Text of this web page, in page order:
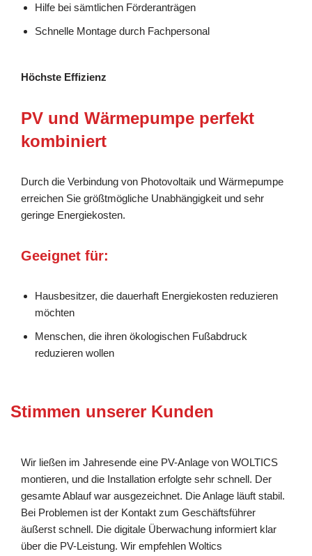
Hilfe bei sämtlichen Förderanträgen
Schnelle Montage durch Fachpersonal
Höchste Effizienz
PV und Wärmepumpe perfekt
kombiniert
Durch die Verbindung von Photovoltaik und Wärmepumpe
erreichen Sie größtmögliche Unabhängigkeit und sehr
geringe Energiekosten.
Geeignet für:
Hausbesitzer, die dauerhaft Energiekosten reduzieren
möchten
Menschen, die ihren ökologischen Fußabdruck
reduzieren wollen
Stimmen unserer Kunden
Wir ließen im Jahresende eine PV-Anlage von WOLTICS
montieren, und die Installation erfolgte sehr schnell. Der
gesamte Ablauf war ausgezeichnet. Die Anlage läuft stabil.
Bei Problemen ist der Kontakt zum Geschäftsführer
äußerst schnell. Die digitale Überwachung informiert klar
über die PV-Leistung. Wir empfehlen Woltics